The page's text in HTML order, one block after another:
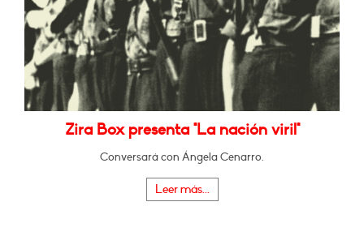
Zira Box presenta "La nación viril"
Conversará con Ángela Cenarro.
Leer más...